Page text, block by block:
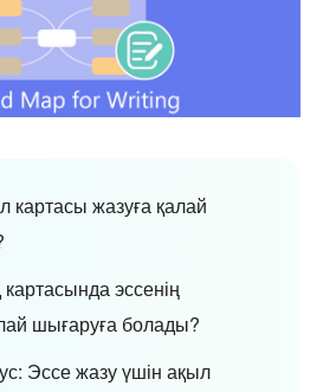
картасы жазуға қалай
эссенің
шығаруға болады?
Эссе жазу үшін ақыл